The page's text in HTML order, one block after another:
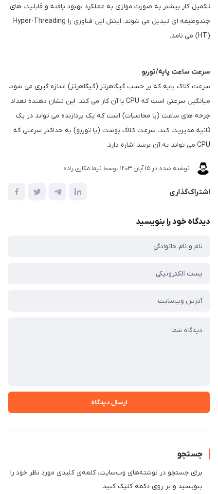
تکمیل کار بیشتر به صورت موازی به عملکرد بهبود یافته و قابلیت های
چندوظیفه ای تبدیل می شوند. اینتل این فناوری را Hyper-Threading
(HT) می نامد.
سرعت ساعت پایه/توربو
سرعت کلاک پایه که بر حسب گیگاهرتز (گیگاهرتز) اندازه گیری می شود،
میانگین سرعتی است که CPU با آن کار می کند. این نشان دهنده تعداد
چرخه های ساعت (یا محاسبات) است که یک پردازنده می تواند در یک
ثانیه مدیریت کند. سرعت کلاک بوست (یا توربو) به حداکثر سرعتی که
CPU می تواند به آن برسد اشاره دارد.
نوشته شده در 15 آبان 1403 توسط نیما مکاری زاده
اشتراک‌گذاری
دیدگاه خود را بنویسید
ارسال دیدگاه
جستجو
برای جستجو در نوشته‌های وب‌سایت، کلمه‌ی کلیدی مورد نظر خود را
بنویسید و بر روی دکمه کلیک کنید.